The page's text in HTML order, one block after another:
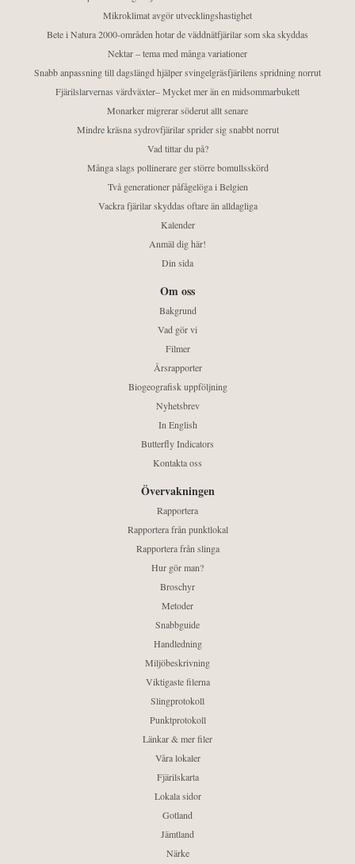
Mikroklimat avgör utvecklingshastighet
Bete i Natura 2000-områden hotar de väddnätfjärilar som ska skyddas
Nektar – tema med många variationer
Snabb anpassning till dagslängd hjälper svingelgräsfjärilens spridning norrut
Fjärilslarvernas värdväxter– Mycket mer än en midsommarbukett
Monarker migrerar söderut allt senare
Mindre kräsna sydrovfjärilar sprider sig snabbt norrut
Vad tittar du på?
Många slags pollinerare ger större bomullsskörd
Två generationer påfågelöga i Belgien
Vackra fjärilar skyddas oftare än alldagliga
Kalender
Anmäl dig här!
Din sida
Om oss
Bakgrund
Vad gör vi
Filmer
Årsrapporter
Biogeografisk uppföljning
Nyhetsbrev
In English
Butterfly Indicators
Kontakta oss
Övervakningen
Rapportera
Rapportera från punktlokal
Rapportera från slinga
Hur gör man?
Broschyr
Metoder
Snabbguide
Handledning
Miljöbeskrivning
Viktigaste filerna
Slingprotokoll
Punktprotokoll
Länkar & mer filer
Våra lokaler
Fjärilskarta
Lokala sidor
Gotland
Jämtland
Närke